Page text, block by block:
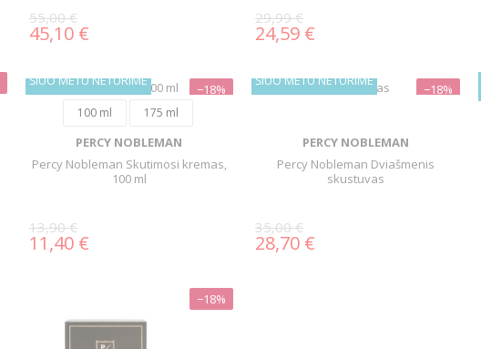
55,00 €
45,10 €
29,99 €
24,59 €
ŠIUO METU NETURIME
−18%
100 ml 175 ml
PERCY NOBLEMAN
Percy Nobleman Skutimosi kremas,
100 ml
13,90 €
11,40 €
ŠIUO METU NETURIME
−18%
PERCY NOBLEMAN
Percy Nobleman Dviašmenis
skustuvas
35,00 €
28,70 €
−18%